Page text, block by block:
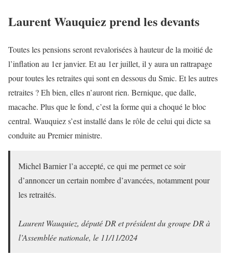
Laurent Wauquiez prend les devants
Toutes les pensions seront revalorisées à hauteur de la moitié de
l’inflation au 1er janvier. Et au 1er juillet, il y aura un rattrapage
pour toutes les retraites qui sont en dessous du Smic. Et les autres
retraites ? Eh bien, elles n’auront rien. Bernique, que dalle,
macache. Plus que le fond, c’est la forme qui a choqué le bloc
central. Wauquiez s’est installé dans le rôle de celui qui dicte sa
conduite au Premier ministre.
Michel Barnier l’a accepté, ce qui me permet ce soir
d’annoncer un certain nombre d’avancées, notamment pour
les retraités.
Laurent Wauquiez, député DR et président du groupe DR à
l’Assemblée nationale, le 11/11/2024